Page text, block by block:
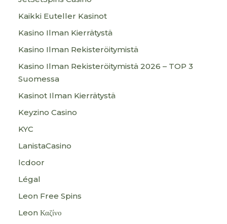
Kaikki Euteller Kasinot
Kasino Ilman Kierrätystä
Kasino Ilman Rekisteröitymistä
Kasino Ilman Rekisteröitymistä 2026 – TOP 3
Suomessa
Kasinot Ilman Kierrätystä
Keyzino Casino
KYC
LanistaCasino
lcdoor
Légal
Leon Free Spins
Leon Καζίνο